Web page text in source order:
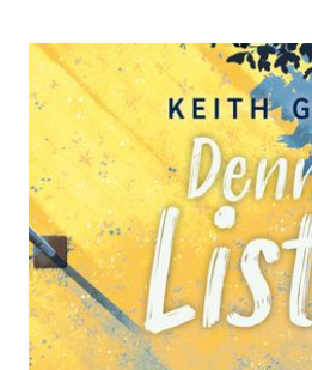
Dennys Liste
Zur Wunschliste hinzufügen
VonKeith Gray
Verlag: Beltz
Verlagsgruppe GmbH & Co.
KG|Gulliver von Beltz &
Gelberg|Barrington Stoke